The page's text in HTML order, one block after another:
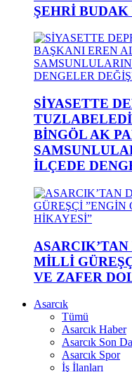
ŞEHRİ
SİYASETTE
BİNGÖL AK
İLÇEDE
MİLLİ
VE ZAFER
Asarcık
Tümü
Asarcık Haber
Asarcık Son
Asarcık Spor
İş İlanları